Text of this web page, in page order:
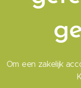
Om een zakelijk